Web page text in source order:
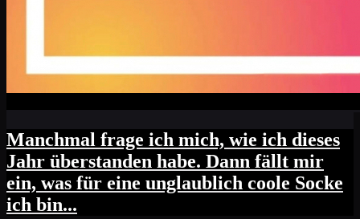
Manchmal frage ich mich, wie ich dieses
Jahr überstanden habe. Dann fällt mir
ein, was für eine unglaublich coole Socke
ich bin...